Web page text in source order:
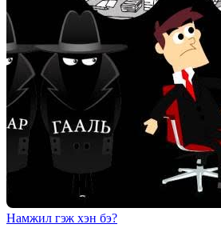
Намжил гэж хэн бэ?